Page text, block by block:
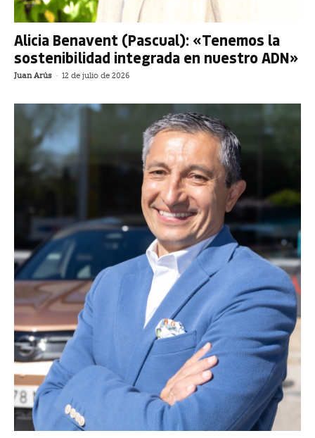
Alicia Benavent (Pascual): «Tenemos la
sostenibilidad integrada en nuestro ADN»
Juan Arús - 12 de julio de 2026